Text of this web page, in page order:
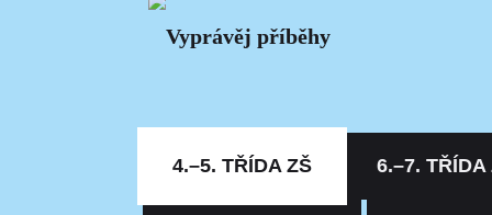
4.–5. TŘÍDA ZŠ 6.–7. TŘÍDA